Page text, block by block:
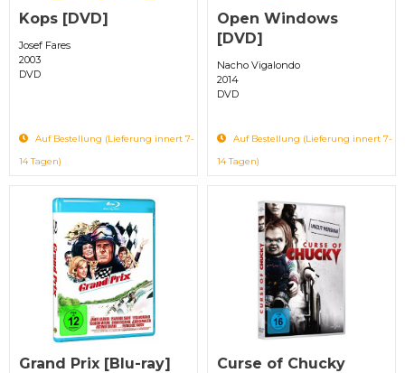
Kops [DVD]
Josef Fares
2003
DVD
Auf Bestellung (Lieferung innert 7-
14 Tagen)
Open Windows
[DVD]
Nacho Vigalondo
2014
DVD
Auf Bestellung (Lieferung innert 7-
14 Tagen)
Grand Prix [Blu-ray]
Curse of Chucky